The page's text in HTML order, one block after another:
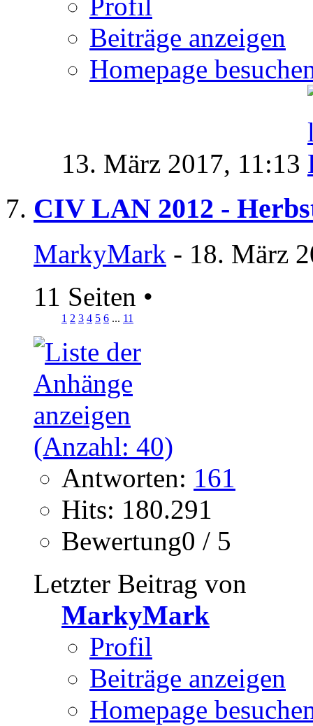
Beiträge anzeigen
Homepage
13. März 2017, 11:13
CIV LAN 2012 -
MarkyMark - 18. März
11 Seiten •
1 2 3 4 5 6 ... 11
Antworten: 161
Hits: 180.291
Bewertung0 / 5
Letzter Beitrag von
MarkyMark
Profil
Beiträge anzeigen
Homepage